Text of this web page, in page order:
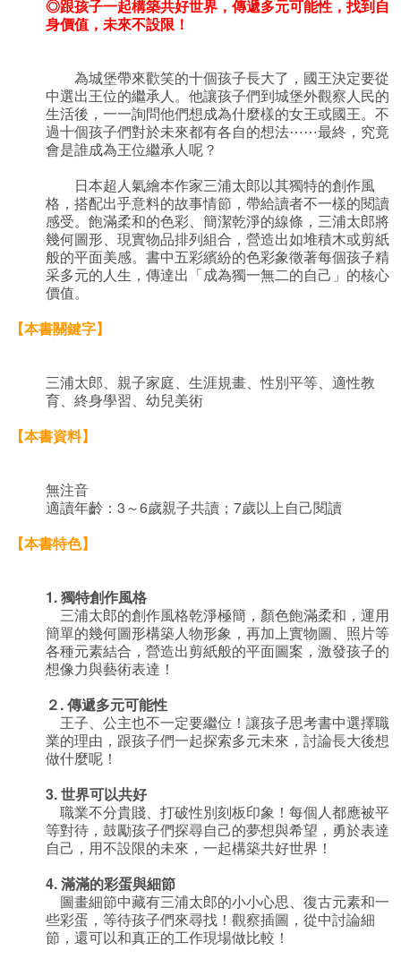
◎跟孩子一起構築共好世界，傳遞多元可能性，找到自
身價值，未來不設限！
為城堡帶來歡笑的十個孩子長大了，國王決定要從
中選出王位的繼承人。他讓孩子們到城堡外觀察人民的
生活後，一一詢問他們想成為什麼樣的女王或國王。不
過十個孩子們對於未來都有各自的想法⋯⋯最終，究竟
會是誰成為王位繼承人呢？
日本超人氣繪本作家三浦太郎以其獨特的創作風
格，搭配出乎意料的故事情節，帶給讀者不一樣的閱讀
感受。飽滿柔和的色彩、簡潔乾淨的線條，三浦太郎將
幾何圖形、現實物品排列組合，營造出如堆積木或剪紙
般的平面美感。書中五彩繽紛的色彩象徵著每個孩子精
采多元的人生，傳達出「成為獨一無二的自己」的核心
價值。
【本書關鍵字】
三浦太郎、親子家庭、生涯規畫、性別平等、適性教
育、終身學習、幼兒美術
【本書資料】
無注音
適讀年齡：3～6歲親子共讀；7歲以上自己閱讀
【本書特色】
1.獨特創作風格
三浦太郎的創作風格乾淨極簡，顏色飽滿柔和，運用
簡單的幾何圖形構築人物形象，再加上實物圖、照片等
各種元素結合，營造出剪紙般的平面圖案，激發孩子的
想像力與藝術表達！
２.傳遞多元可能性
王子、公主也不一定要繼位！讓孩子思考書中選擇職
業的理由，跟孩子們一起探索多元未來，討論長大後想
做什麼呢！
3.世界可以共好
職業不分貴賤、打破性別刻板印象！每個人都應被平
等對待，鼓勵孩子們探尋自己的夢想與希望，勇於表達
自己，用不設限的未來，一起構築共好世界！
4.滿滿的彩蛋與細節
圖畫細節中藏有三浦太郎的小小心思、復古元素和一
些彩蛋，等待孩子們來尋找！觀察插圖，從中討論細
節，還可以和真正的工作現場做比較！